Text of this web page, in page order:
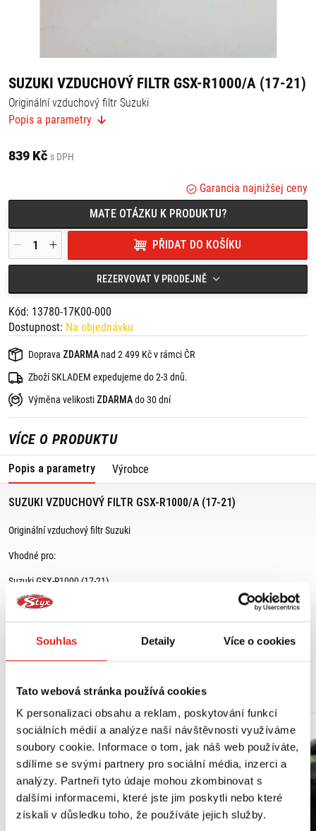
Souhlas Detaily Více o cookies
Tato webová stránka používá cookies
K personalizaci obsahu a reklam, poskytování funkcí
sociálních médií a analýze naší návštěvnosti využíváme
soubory cookie. Informace o tom, jak náš web používáte,
sdílíme se svými partnery pro sociální média, inzerci a
analýzy. Partneři tyto údaje mohou zkombinovat s
dalšími informacemi, které jste jim poskytli nebo které
získali v důsledku toho, že používáte jejich služby.
SUZUKI VZDUCHOVÝ FILTR GSX-R1000/A (17-21)
Originální vzduchový filtr Suzuki
Vhodné pro:
Suzuki GSX-R1000 (17-21)
Suzuki GSX-R1000R (17-21)
Pokud si nejste jisti, zda bude vhodný na Váš motocykl Suzuki,
Popis a parametry
839 Kč s DPH
Garancia najnižšej ceny
MATE OTÁZKU K PRODUKTU?
PŘIDAT DO KOŠÍKU
REZERVOVAT V PRODEJNĚ
Kód: 13780-17K00-000
Dostupnost: Na objednávku
Doprava ZDARMA nad 2 499 Kč v rámci ČR
Zboží SKLADEM expedujeme do 2-3 dnů.
Výměna velikosti ZDARMAdo 30 dní
VÍCE O PRODUKTU
Popis a parametry Výrobce
SUZUKI VZDUCHOVÝ FILTR GSX-R1000/A (17-21)
Originální vzduchový filtr Suzuki
Vhodné pro:
Suzuki GSX-R1000 (17-21)
Suzuki GSX-R1000R (17-21)
Pokud si nejste jisti, zda bude vhodný na Váš motocykl Suzuki, kontaktujte
MOHLO BY SE VÁM LÍBIT